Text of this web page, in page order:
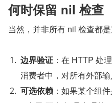
何时保留 nil 检查
当然，并非所有 nil 检查都
边界验证 ：在 HTTP 处
消费者中，对所有外部输
可选依赖 ：如果某个组